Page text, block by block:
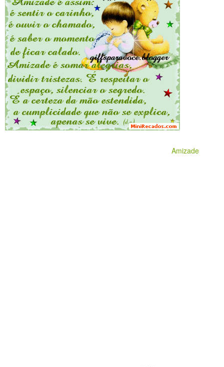
Amizade